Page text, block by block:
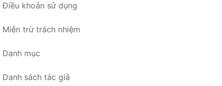
Điều khoản sử dụng
Miễn trừ trách nhiệm
Danh mục
Danh sách tác giả